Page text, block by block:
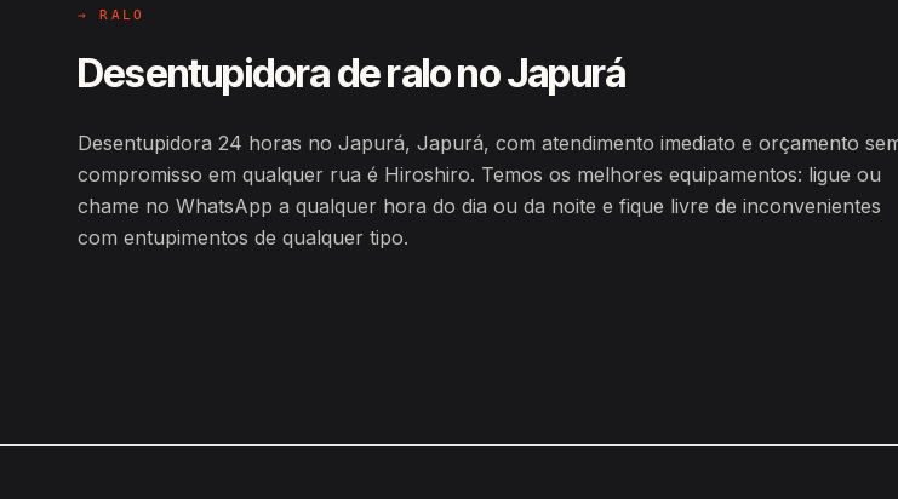
→ RALO
Desentupidora de ralo no Japurá
Desentupidora 24 horas no Japurá, Japurá, com atendimento imediato e orçamento
compromisso em qualquer rua é Hiroshiro. Temos os melhores equipamentos: ligue ou
chame no WhatsApp a qualquer hora do dia ou da noite e fique livre de inconvenientes
com entupimentos de qualquer tipo.